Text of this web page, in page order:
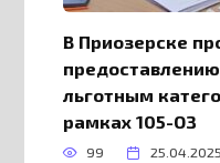
В Приозерске
льготным
рамках 105-ОЗ
99 25.04.2025